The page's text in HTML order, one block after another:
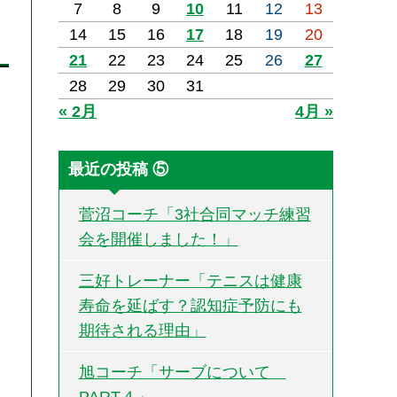
7 8 9 10 11 12
13
14
15 16 17 18 19
20
21
22 23 24 25 26
27
28
29 30
31
« 2月
4月 »
最近の投稿 ⑤
菅沼コーチ「3社合同マッチ練習
会を開催しました！」
三好トレーナー「テニスは健康
寿命を延ばす？認知症予防にも
期待される理由」
旭コーチ「サーブについて